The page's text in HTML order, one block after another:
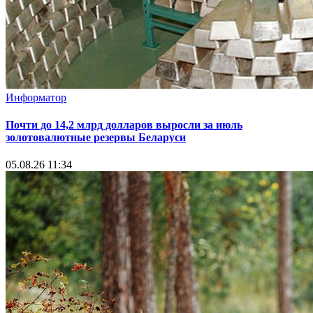
Информатор
Почти до 14,2 млрд долларов выросли за июль
золотовалютные резервы Беларуси
05.08.26 11:34